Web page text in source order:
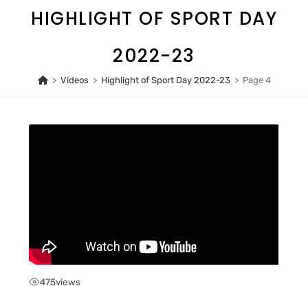
HIGHLIGHT OF SPORT DAY
2022-23
> Videos > Highlight of Sport Day 2022-23 > Page 4
475views